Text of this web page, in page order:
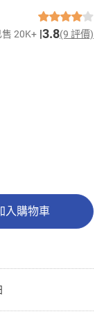
售 20K+ 3.8(9 評價)
入購物車